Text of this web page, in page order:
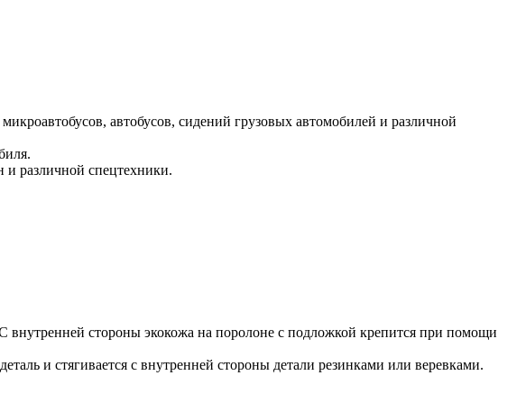
автобусов, сидений грузовых автомобилей и различной
и различной спецтехники.
внутренней стороны экокожа на поролоне с подложкой крепится при помощи
и стягивается с внутренней стороны детали резинками или веревками.